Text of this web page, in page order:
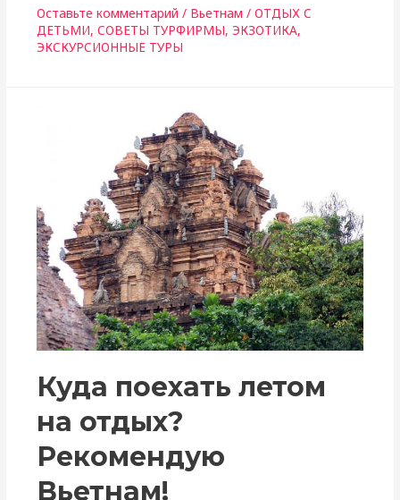
Оставьте комментарий / Вьетнам /ОТДЫХ С
ДЕТЬМИ,СОВЕТЫ ТУРФИРМЫ,ЭКЗОТИКА,
ЭКСКУРСИОННЫЕ ТУРЫ
Куда поехать летом
на отдых?
Рекомендую
Вьетнам!